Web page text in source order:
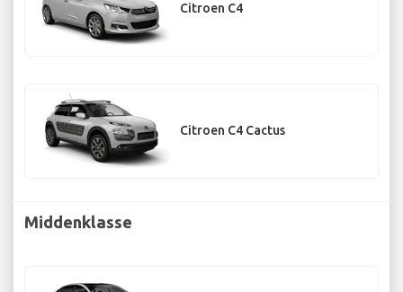
Citroen C4
Citroen C4 Cactus
Middenklasse